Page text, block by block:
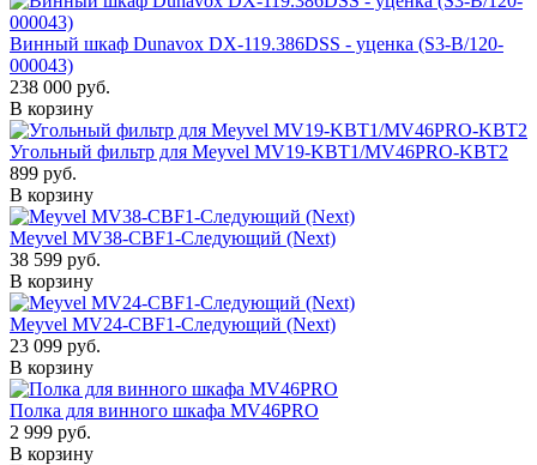
Винный шкаф Dunavox DX-119.386DSS - уценка (S3-B/120-
000043)
238 000 руб.
В корзину
Угольный фильтр для Meyvel MV19-KBT1/MV46PRO-KBT2
899 руб.
В корзину
Meyvel MV38-CBF1-Следующий (Next)
38 599 руб.
В корзину
Meyvel MV24-CBF1-Следующий (Next)
23 099 руб.
В корзину
Полка для винного шкафа MV46PRO
2 999 руб.
В корзину